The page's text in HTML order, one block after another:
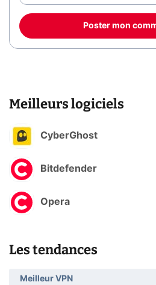
Poster mon
Meilleurs logiciels
CyberGhost
Bitdefender
Opera
Les tendances
Meilleur VPN